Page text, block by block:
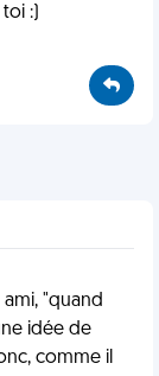
:)
"quand
idée de
comme il